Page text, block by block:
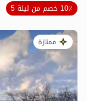
10٪ خصم من ليلة 5
ممتازة